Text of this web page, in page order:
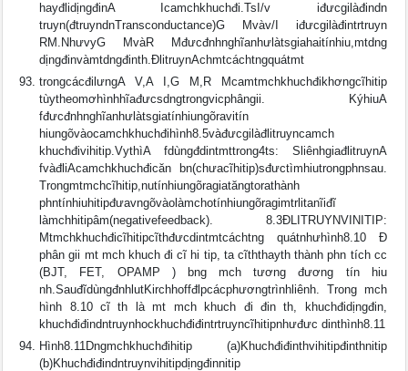
hayđlidịngđinA Icamchkhuchđi.TsI/v iđưcgilàđindn
truyn(đtruyndnTransconductance)G Mvàv/I iđưcgilàđintrtruyn
RM.NhưvyG MvàR Mđưcđnhnghĩanhưlàtsgiahaitínhiu,mtdng
dịngđinvàmtdngđinth.ÐlitruynAchmtcáchtngquátmt
trongcácđilưngA V,A I,G M,R Mcamtmchkhuchđikhơngcĩhitip
tùytheomơhìnhhĩađưcsdngtrongvicphângii. KýhiuA
fđưcđnhnghĩanhưlàtsgiatínhiungõravitín
hiungõvàocamchkhuchđihình8.5vàđưcgilàđlitruyncamch
khuchđivihitip.VythìA fdùngđdintmttrong4ts: SliênhgiađlitruynA
fvàđliAcamchkhuchđicăn bn(chưacĩhitip)sđưctìmhiutrongphnsau.
Trongmtmchcĩhitip,nutínhiungõragiatăngtorathành
phntínhiuhitipđưavngõvàolàmchotínhiungõragimtrlitanĩiđĩ
làmchhitipâm(negativefeedback). 8.3ÐLITRUYNVINITIP:
Mtmchkhuchđicĩhitipcĩthđưcdintmtcáchtng quátnhưhình8.10 Ð
phân gii mt mch khuch đi cĩ hi tip, ta cĩththayth thành phn tích cc
(BJT, FET, OPAMP ) bng mch tương đương tín hiu
nh.SauđĩdùngđnhlutKirchhoffđlpcácphươngtrìnhliênh. Trong mch
hình 8.10 cĩ th là mt mch khuch đi đin th, khuchđidịngđin,
khuchđiđindntruynhockhuchđiđintrtruyncĩhitipnhưđưc dinthình8.11
Hình8.11Dngmchkhuchđihitip (a)Khuchđiđinthvihitipđinthnitip
(b)Khuchđiđindntruynvihitipdịngđinnitip